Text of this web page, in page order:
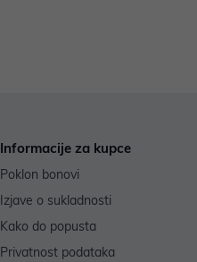
Informacije za kupce
Poklon bonovi
Izjave o sukladnosti
Kako do popusta
Privatnost podataka